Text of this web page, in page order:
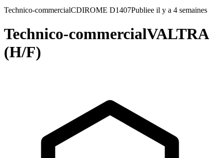
Technico-commercialCDIROME D1407Publiee il y a 4 semaines
Technico-commercialVALTRA
(H/F)